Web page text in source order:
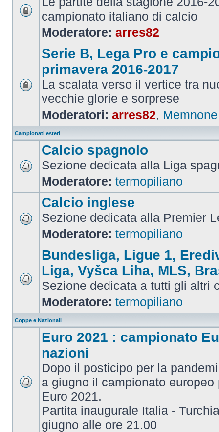
campionato italiano di calcio
Moderatore: arres82
Serie B, Lega Pro e
primavera 2016-2017
La scalata verso il vertice tra
vecchie glorie e sorprese
Moderatori: arres82, Memnone
Campionati esteri
Calcio spagnolo
Sezione dedicata alla Liga
Moderatore: termopiliano
Calcio inglese
Sezione dedicata alla Premier
Moderatore: termopiliano
Bundesliga, Ligue 1,
Liga, Vyšca Liha, MLS,
Sezione dedicata a tutti gli altri
Moderatore: termopiliano
Coppe e Nazionali
Euro 2021 : campionato
nazioni
Dopo il posticipo per la
a giugno il campionato europeo
Euro 2021.
Partita inaugurale Italia -
giugno alle ore 21.00